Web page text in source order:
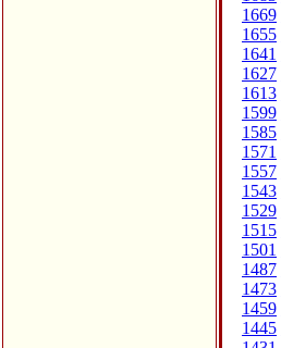
1669
1655
1641
1627
1613
1599
1585
1571
1557
1543
1529
1515
1501
1487
1473
1459
1445